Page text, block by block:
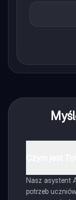
Nasz asystent
potrzeb